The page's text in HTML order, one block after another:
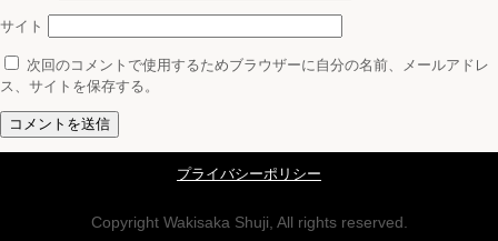
サイト
次回のコメントで使用するためブラウザーに自分の名前、メールアドレ
ス、サイトを保存する。
プライバシーポリシー
Copyright Wakisaka Shuji, All rights reserved.